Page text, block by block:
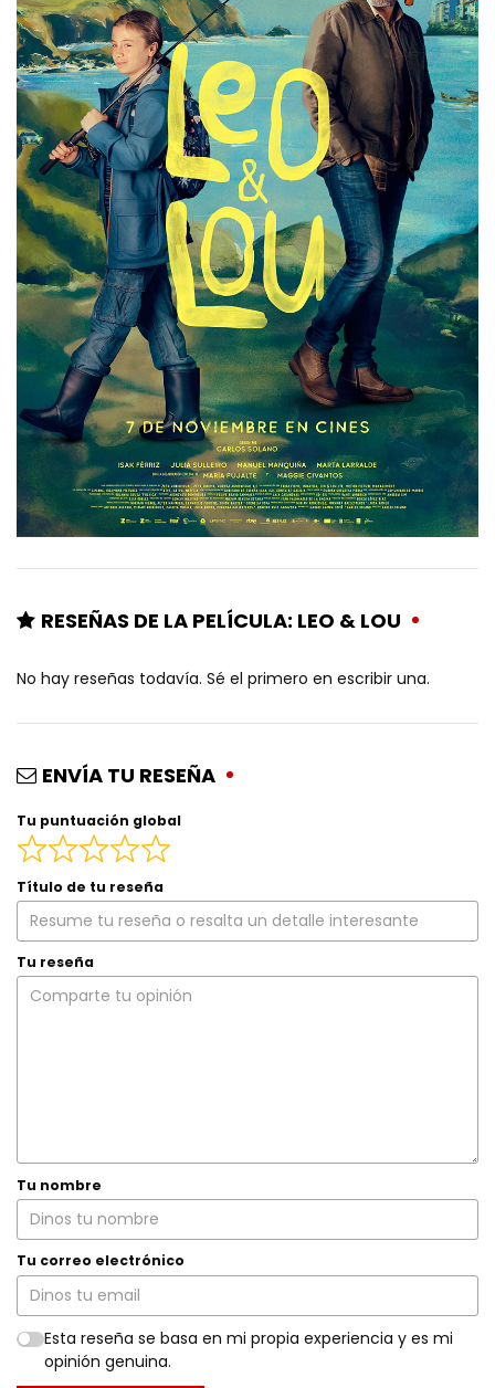
RESEÑAS DE LA PELÍCULA: LEO & LOU
No hay reseñas todavía. Sé el primero en escribir una.
ENVÍA TU RESEÑA
Tu puntuación global
Título de tu reseña
Tu reseña
Tu nombre
Tu correo electrónico
Esta reseña se basa en mi propia experiencia y es mi
opinión genuina.